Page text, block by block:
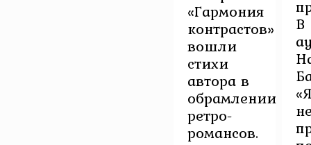
«Гармония
контрастов»
вошли
стихи
автора в
обрамлении
ретро-
романсов.
В